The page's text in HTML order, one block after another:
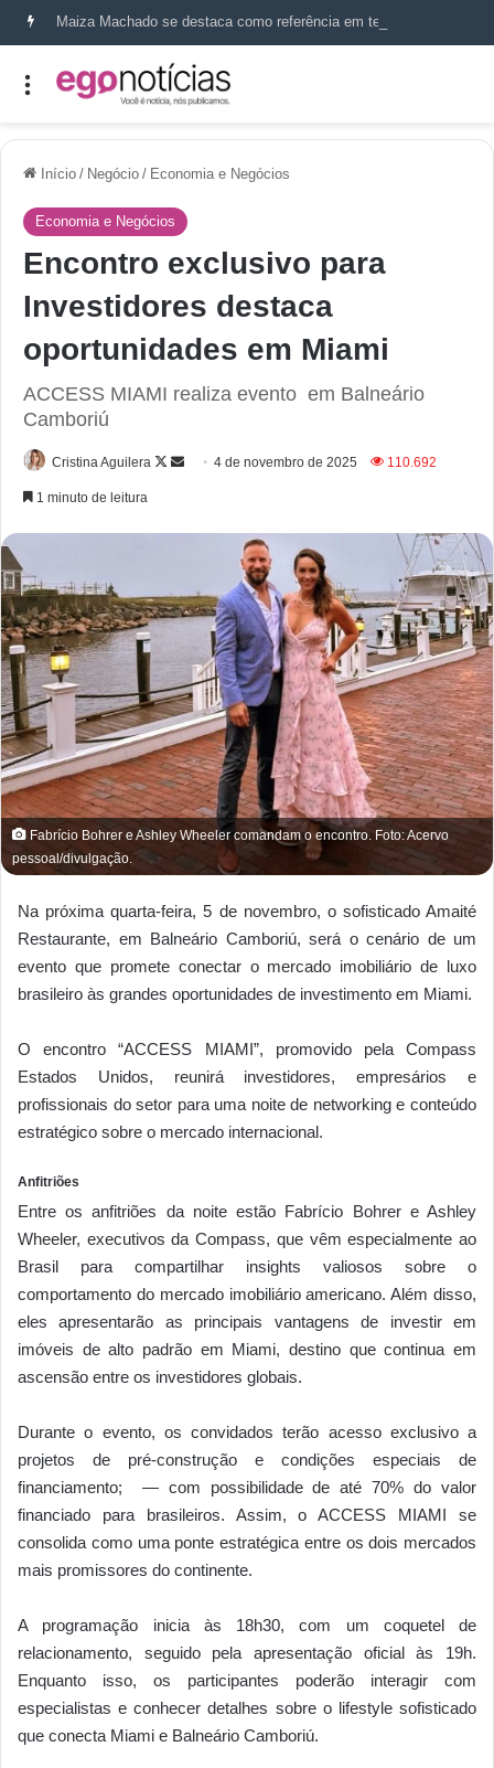
Início / Negócio / Economia e Negócios
Economia e Negócios
Encontro exclusivo para
Investidores destaca
oportunidades em Miami
ACCESS MIAMI realiza evento em Balneário
Camboriú
Cristina Aguilera 4 de novembro de 2025 110.692
1 minuto de leitura
Fabrício Bohrer e Ashley Wheeler comandam o encontro. Foto: Acervo
pessoal/divulgação.
Na próxima quarta-feira, 5 de novembro, o sofisticado Amaité
Restaurante, em Balneário Camboriú, será o cenário de um
evento que promete conectar o mercado imobiliário de luxo
brasileiro às grandes oportunidades de investimento em Miami.
O encontro “ACCESS MIAMI”, promovido pela Compass
Estados Unidos, reunirá investidores, empresários e
profissionais do setor para uma noite de networking e conteúdo
estratégico sobre o mercado internacional.
Anfitriões
Entre os anfitriões da noite estão Fabrício Bohrer e Ashley
Wheeler, executivos da Compass, que vêm especialmente ao
Brasil para compartilhar insights valiosos sobre o
comportamento do mercado imobiliário americano. Além disso,
eles apresentarão as principais vantagens de investir em
imóveis de alto padrão em Miami, destino que continua em
ascensão entre os investidores globais.
Durante o evento, os convidados terão acesso exclusivo a
projetos de pré-construção e condições especiais de
financiamento; — com possibilidade de até 70% do valor
financiado para brasileiros. Assim, o ACCESS MIAMI se
consolida como uma ponte estratégica entre os dois mercados
mais promissores do continente.
A programação inicia às 18h30, com um coquetel de
relacionamento, seguido pela apresentação oficial às 19h.
Enquanto isso, os participantes poderão interagir com
especialistas e conhecer detalhes sobre o lifestyle sofisticado
que conecta Miami e Balneário Camboriú.